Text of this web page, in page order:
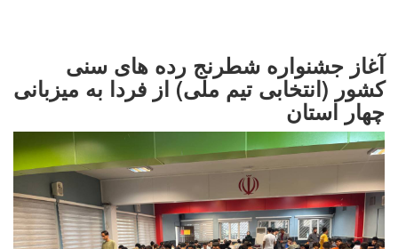
آغاز جشنواره شطرنج رده های سنی
کشور (انتخابی تیم ملی) از فردا به میزبانی
چهار استان